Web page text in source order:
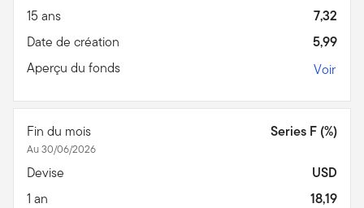
15 ans
7,32
Date de création
5,99
Aperçu du fonds
Voir
Fin du mois
Au 30/06/2026
Series F (%)
Devise
USD
1 an
18,19